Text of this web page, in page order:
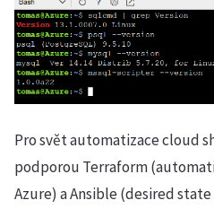
Pro svět automatizace cloud
podporou Terraform
Azure) a Ansible (desired